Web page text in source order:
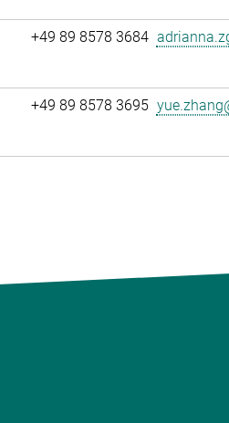
+49 89 8578 3684
+49 89 8578 3695